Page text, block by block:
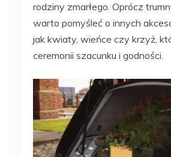
rodziny zmarłego. Oprócz
warto pomyśleć o innych
jak kwiaty, wieńce czy krzyż,
ceremonii szacunku i godności.